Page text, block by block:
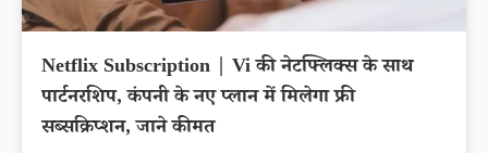
Netflix Subscription | Vi की नेटफ्लिक्स के साथ
पार्टनरशिप, कंपनी के नए प्लान में मिलेगा फ्री
सब्सक्रिप्शन, जाने कीमत